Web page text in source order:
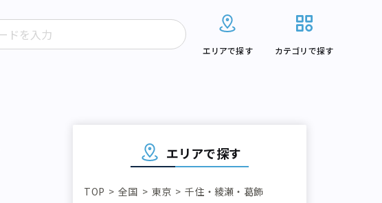
エリアで探す カテゴリで探す
エリアで探す
TOP 全国 東京
千住・綾瀬・葛飾